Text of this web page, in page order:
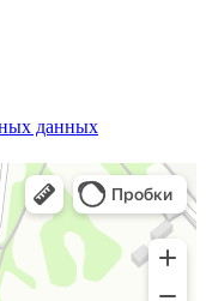
данных